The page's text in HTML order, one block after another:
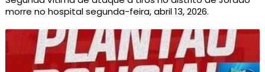
morre no hospital segunda-feira, abril 13, 2026.